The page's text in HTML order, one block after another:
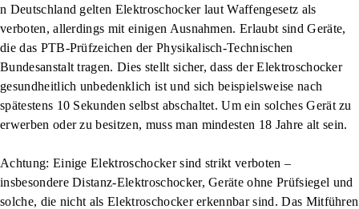
n Deutschland gelten Elektroschocker laut Waffengesetz als
verboten, allerdings mit einigen Ausnahmen. Erlaubt sind Geräte,
die das PTB-Prüfzeichen der Physikalisch-Technischen
Bundesanstalt tragen. Dies stellt sicher, dass der Elektroschocker
gesundheitlich unbedenklich ist und sich beispielsweise nach
spätestens 10 Sekunden selbst abschaltet. Um ein solches Gerät zu
erwerben oder zu besitzen, muss man mindesten 18 Jahre alt sein.
Achtung: Einige Elektroschocker sind strikt verboten –
insbesondere Distanz-Elektroschocker, Geräte ohne Prüfsiegel und
solche, die nicht als Elektroschocker erkennbar sind. Das Mitführen